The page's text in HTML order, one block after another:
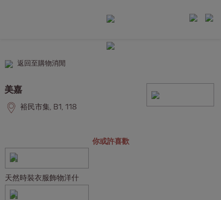
返回至購物消閒
美嘉
裕民市集, B1, 118
你或許喜歡
天然時裝衣服飾物洋什